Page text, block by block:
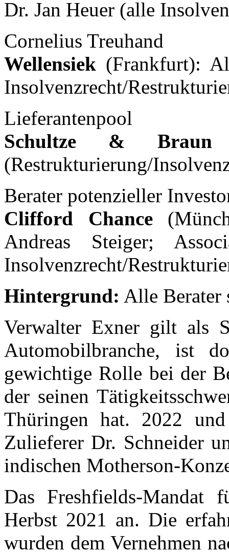
Dr. Jan Heuer (alle
Cornelius Treuhand
Wellensiek (Frankfurt):
Insolvenzrecht/
Lieferantenpool
Schultze & Braun
(Restrukturierung/
Berater potenzieller
Clifford Chance
Andreas Steiger;
Insolvenzrecht/
Hintergrund: Alle Berater
Verwalter Exner gilt als
Automobilbranche, ist
gewichtige Rolle bei der
der seinen
Thüringen hat. 2022
Zulieferer Dr. Schneider
indischen Motherson-
Das Freshfields-Mandat
Herbst 2021 an. Die
wurden dem Vernehmen